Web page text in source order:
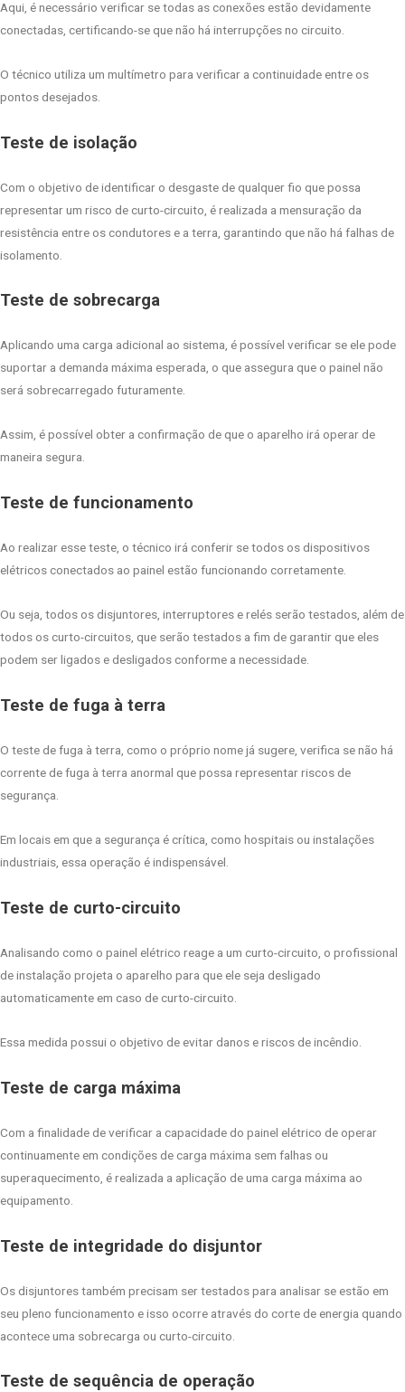
Aqui, é necessário verificar se todas as conexões estão devidamente
conectadas, certificando-se que não há interrupções no circuito.
O técnico utiliza um multímetro para verificar a continuidade entre os
pontos desejados.
Teste de isolação
Com o objetivo de identificar o desgaste de qualquer fio que possa
representar um risco de curto-circuito, é realizada a mensuração da
resistência entre os condutores e a terra, garantindo que não há falhas de
isolamento.
Teste de sobrecarga
Aplicando uma carga adicional ao sistema, é possível verificar se ele pode
suportar a demanda máxima esperada, o que assegura que o painel não
será sobrecarregado futuramente.
Assim, é possível obter a confirmação de que o aparelho irá operar de
maneira segura.
Teste de funcionamento
Ao realizar esse teste, o técnico irá conferir se todos os dispositivos
elétricos conectados ao painel estão funcionando corretamente.
Ou seja, todos os disjuntores, interruptores e relés serão testados, além de
todos os curto-circuitos, que serão testados a fim de garantir que eles
podem ser ligados e desligados conforme a necessidade.
Teste de fuga à terra
O teste de fuga à terra, como o próprio nome já sugere, verifica se não há
corrente de fuga à terra anormal que possa representar riscos de
segurança.
Em locais em que a segurança é crítica, como hospitais ou instalações
industriais, essa operação é indispensável.
Teste de curto-circuito
Analisando como o painel elétrico reage a um curto-circuito, o profissional
de instalação projeta o aparelho para que ele seja desligado
automaticamente em caso de curto-circuito.
Essa medida possui o objetivo de evitar danos e riscos de incêndio.
Teste de carga máxima
Com a finalidade de verificar a capacidade do painel elétrico de operar
continuamente em condições de carga máxima sem falhas ou
superaquecimento, é realizada a aplicação de uma carga máxima ao
equipamento.
Teste de integridade do disjuntor
Os disjuntores também precisam ser testados para analisar se estão em
seu pleno funcionamento e isso ocorre através do corte de energia quando
acontece uma sobrecarga ou curto-circuito.
Teste de sequência de operação